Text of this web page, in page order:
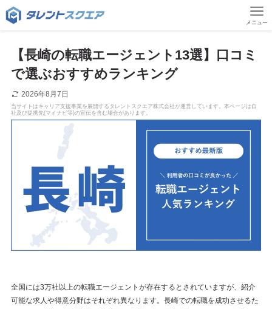
メニュー
【長崎の転職エージェント13選】口コミ
で選ぶおすすめランキング
2026年8月7日
全国には3万社以上の転職エージェントが存在するとされていますが、紹介
可能な求人や得意分野はそれぞれ異なります。長崎での転職を成功させるた